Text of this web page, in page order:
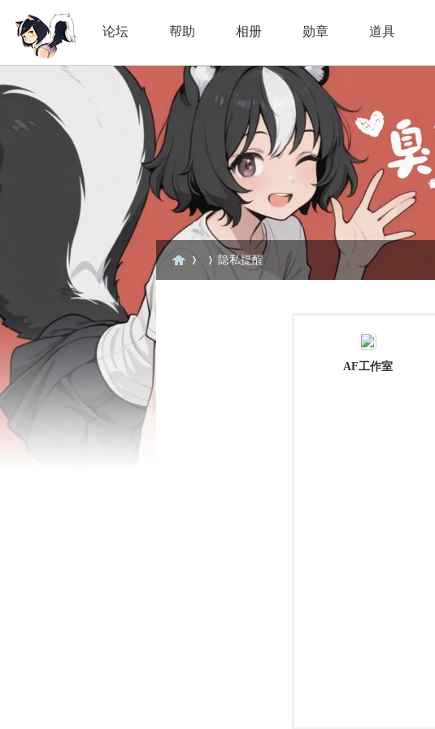
论坛 帮助 相册 勋章 道具
隐私提醒
AF工作室